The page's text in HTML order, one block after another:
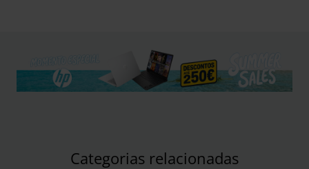
Categorias relacionadas